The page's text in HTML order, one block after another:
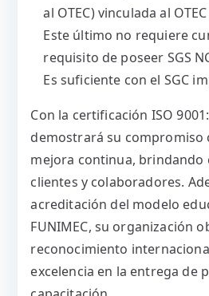
al OTEC) vinculada al
Este último no requiere
requisito de poseer SGS
Es suficiente con el SGC
Con la certificación ISO
demostrará su compromiso
mejora continua, brindando
clientes y colaboradores.
acreditación del modelo
FUNIMEC, su organización
reconocimiento
excelencia en la entrega de